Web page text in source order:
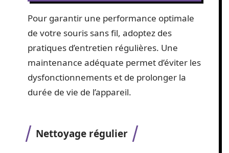
Pour garantir une performance optimale
de votre souris sans fil, adoptez des
pratiques d’entretien régulières. Une
maintenance adéquate permet d’éviter les
dysfonctionnements et de prolonger la
durée de vie de l’appareil.
Nettoyage régulier